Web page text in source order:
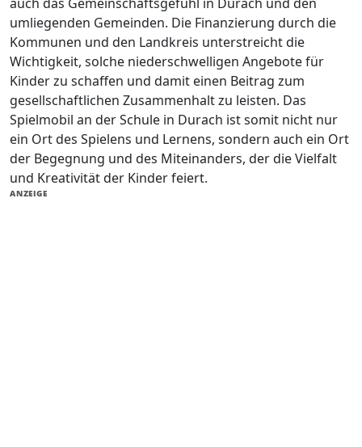
auch das Gemeinschaftsgefühl in Durach und den
umliegenden Gemeinden. Die Finanzierung durch die
Kommunen und den Landkreis unterstreicht die
Wichtigkeit, solche niederschwelligen Angebote für
Kinder zu schaffen und damit einen Beitrag zum
gesellschaftlichen Zusammenhalt zu leisten. Das
Spielmobil an der Schule in Durach ist somit nicht nur
ein Ort des Spielens und Lernens, sondern auch ein Ort
der Begegnung und des Miteinanders, der die Vielfalt
und Kreativität der Kinder feiert.
ANZEIGE